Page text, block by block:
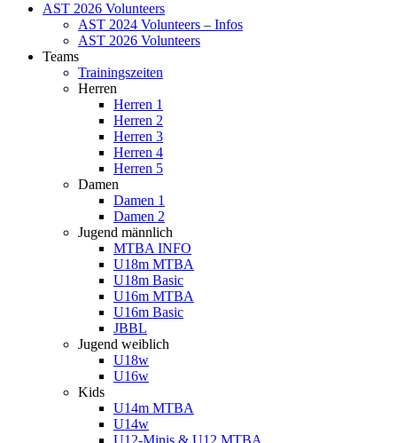
AST 2026 Volunteers
AST 2024 Volunteers – Infos
AST 2026 Volunteers
Teams
Trainingszeiten
Herren
Herren 1
Herren 2
Herren 3
Herren 4
Herren 5
Damen
Damen 1
Damen 2
Jugend männlich
MTBA INFO
U18m MTBA
U18m Basic
U16m MTBA
U16m Basic
JBBL
Jugend weiblich
U18w
U16w
Kids
U14m MTBA
U14w
U12-Minis & U12 MTBA